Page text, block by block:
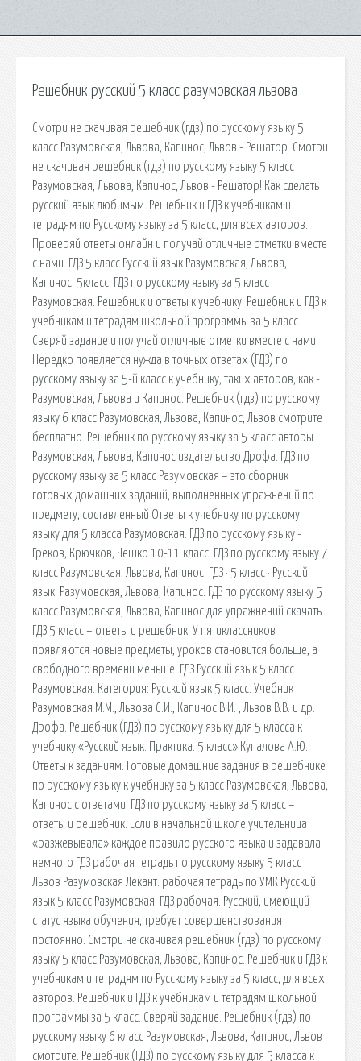
Решебник русский 5 класс разумовская львова
Смотри не скачивая решебник (гдз) по русскому языку 5
класс Разумовская, Львова, Капинос, Львов - Решатор. Смотри
не скачивая решебник (гдз) по русскому языку 5 класс
Разумовская, Львова, Капинос, Львов - Решатор! Как сделать
русский язык любимым. Решебник и ГДЗ к учебникам и
тетрадям по Русскому языку за 5 класс, для всех авторов.
Проверяй ответы онлайн и получай отличные отметки вместе
с нами. ГДЗ 5 класс Русский язык Разумовская, Львова,
Капинос. 5класс. ГДЗ по русскому языку за 5 класс
Разумовская. Решебник и ответы к учебнику. Решебник и ГДЗ к
учебникам и тетрадям школьной программы за 5 класс.
Сверяй задание и получай отличные отметки вместе с нами.
Нередко появляется нужда в точных ответах (ГДЗ) по
русскому языку за 5-й класс к учебнику, таких авторов, как -
Разумовская, Львова и Капинос. Решебник (гдз) по русскому
языку 6 класс Разумовская, Львова, Капинос, Львов смотрите
бесплатно. Решебник по русскому языку за 5 класс авторы
Разумовская, Львова, Капинос издательство Дрофа. ГДЗ по
русскому языку за 5 класс Разумовская – это сборник
готовых домашних заданий, выполненных упражнений по
предмету, составленный Ответы к учебнику по русскому
языку для 5 класса Разумовская. ГДЗ по русскому языку -
Греков, Крючков, Чешко 10-11 класс; ГДЗ по русскому языку 7
класс Разумовская, Львова, Капинос. ГДЗ · 5 класс · Русский
язык; Разумовская, Львова, Капинос. ГДЗ по русскому языку 5
класс Разумовская, Львова, Капинос для упражнений скачать.
ГДЗ 5 класс – ответы и решебник. У пятиклассников
появляются новые предметы, уроков становится больше, а
свободного времени меньше. ГДЗ Русский язык 5 класс
Разумовская. Категория: Русский язык 5 класс. Учебник
Разумовская М.М., Львова С.И., Капинос В.И. , Львов В.В. и др.
Дрофа. Решебник (ГДЗ) по русскому языку для 5 класса к
учебнику «Русский язык. Практика. 5 класс» Купалова А.Ю.
Ответы к заданиям. Готовые домашние задания в решебнике
по русскому языку к учебнику за 5 класс Разумовская, Львова,
Капинос с ответами. ГДЗ по русскому языку за 5 класс –
ответы и решебник. Если в начальной школе учительница
«разжевывала» каждое правило русского языка и задавала
немного ГДЗ рабочая тетрадь по русскому языку 5 класс
Львов Разумовская Лекант. рабочая тетрадь по УМК Русский
язык 5 класс Разумовская. ГДЗ рабочая. Русский, имеющий
статус языка обучения, требует совершенствования
постоянно. Смотри не скачивая решебник (гдз) по русскому
языку 5 класс Разумовская, Львова, Капинос. Решебник и ГДЗ к
учебникам и тетрадям по Русскому языку за 5 класс, для всех
авторов. Решебник и ГДЗ к учебникам и тетрадям школьной
программы за 5 класс. Сверяй задание. Решебник (гдз) по
русскому языку 6 класс Разумовская, Львова, Капинос, Львов
смотрите. Решебник (ГДЗ) по русскому языку для 5 класса к